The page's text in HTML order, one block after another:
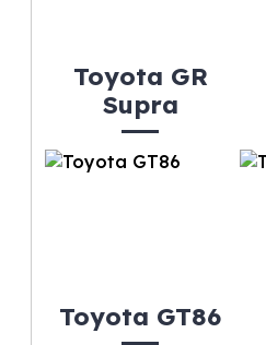
Toyota GR
Supra
Toyota GT86